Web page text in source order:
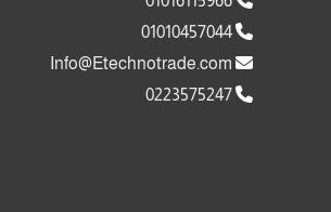
01010457044
0223575247